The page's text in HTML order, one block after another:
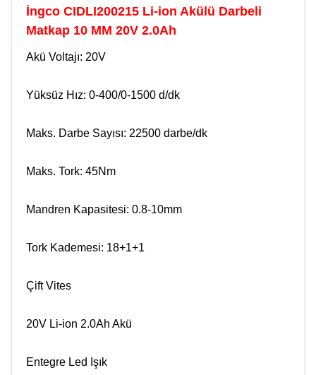
İngco CIDLI200215 Li-ion Akülü Darbeli
Matkap 10 MM 20V 2.0Ah
Akü Voltajı: 20V
Yüksüz Hız: 0-400/0-1500 d/dk
Maks. Darbe Sayısı: 22500 darbe/dk
Maks. Tork: 45Nm
Mandren Kapasitesi: 0.8-10mm
Tork Kademesi: 18+1+1
Çift Vites
20V Li-ion 2.0Ah Akü
Entegre Led Işık